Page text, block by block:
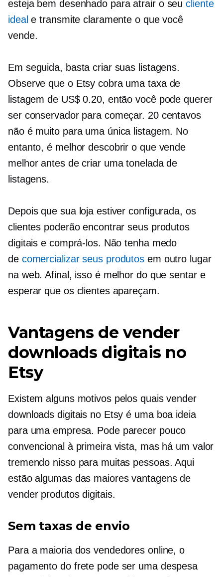
esteja bem desenhado para atrair o seucliente
ideal e transmite claramente o que você
vende.
Em seguida, basta criar suas listagens.
Observe que o Etsy cobra uma taxa de
listagem de US$ 0.20, então você pode querer
ser conservador para começar. 20 centavos
não é muito para uma única listagem. No
entanto, é melhor descobrir o que vende
melhor antes de criar uma tonelada de
listagens.
Depois que sua loja estiver configurada, os
clientes poderão encontrar seus produtos
digitais e comprá-los. Não tenha medo
de comercializar seus produtos em outro lugar
na web. Afinal, isso é melhor do que sentar e
esperar que os clientes apareçam.
Vantagens de vender
downloads digitais no
Etsy
Existem alguns motivos pelos quais vender
downloads digitais no Etsy é uma boa ideia
para uma empresa. Pode parecer pouco
convencional à primeira vista, mas há um valor
tremendo nisso para muitas pessoas. Aqui
estão algumas das maiores vantagens de
vender produtos digitais.
Sem taxas de envio
Para a maioria dos vendedores online, o
pagamento do frete pode ser uma despesa